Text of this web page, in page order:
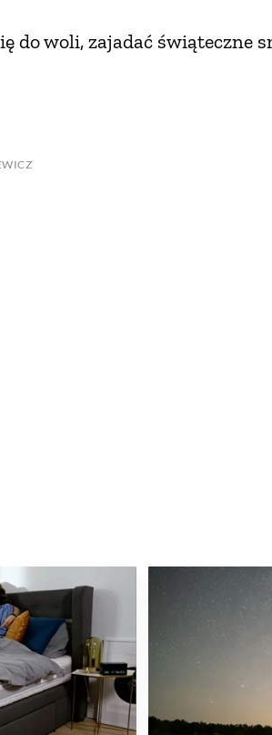
do woli, zajadać świąteczne